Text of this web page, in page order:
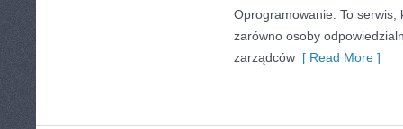
Oprogramowanie. To
zarówno osoby
zarządców [ Read More ]